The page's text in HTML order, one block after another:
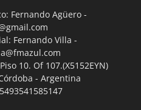
Fernando Agüero -
Fernando Villa -
10. Of 107.(X5152EYN)
- Argentina